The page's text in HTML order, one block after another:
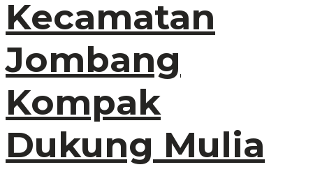
Kecamatan
Jombang
Kompak
Dukung Mulia